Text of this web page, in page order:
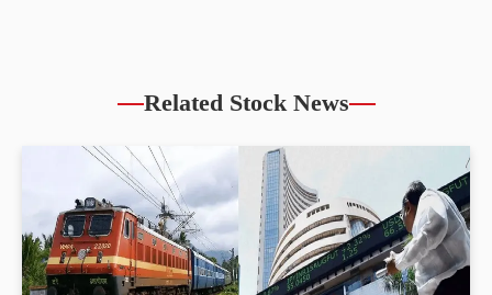
Related Stock News